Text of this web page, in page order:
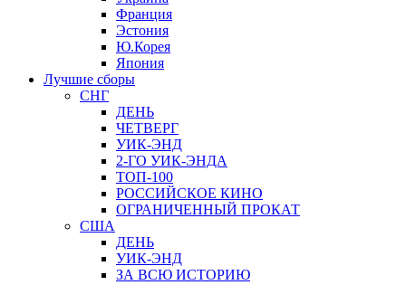
Франция
Эстония
Ю.Корея
Япония
Лучшие сборы
СНГ
ДЕНЬ
ЧЕТВЕРГ
УИК-ЭНД
2-ГО УИК-ЭНДА
ТОП-100
РОССИЙСКОЕ КИНО
ОГРАНИЧЕННЫЙ ПРОКАТ
США
ДЕНЬ
УИК-ЭНД
ЗА ВСЮ ИСТОРИЮ